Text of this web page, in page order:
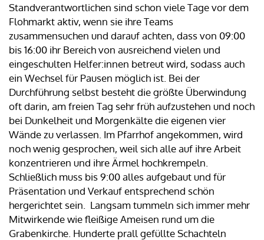
Standverantwortlichen sind schon viele Tage vor dem
Flohmarkt aktiv, wenn sie ihre Teams
zusammensuchen und darauf achten, dass von 09:00
bis 16:00 ihr Bereich von ausreichend vielen und
eingeschulten Helfer:innen betreut wird, sodass auch
ein Wechsel für Pausen möglich ist. Bei der
Durchführung selbst besteht die größte Überwindung
oft darin, am freien Tag sehr früh aufzustehen und noch
bei Dunkelheit und Morgenkälte die eigenen vier
Wände zu verlassen. Im Pfarrhof angekommen, wird
noch wenig gesprochen, weil sich alle auf ihre Arbeit
konzentrieren und ihre Ärmel hochkrempeln.
Schließlich muss bis 9:00 alles aufgebaut und für
Präsentation und Verkauf entsprechend schön
hergerichtet sein. Langsam tummeln sich immer mehr
Mitwirkende wie fleißige Ameisen rund um die
Grabenkirche. Hunderte prall gefüllte Schachteln